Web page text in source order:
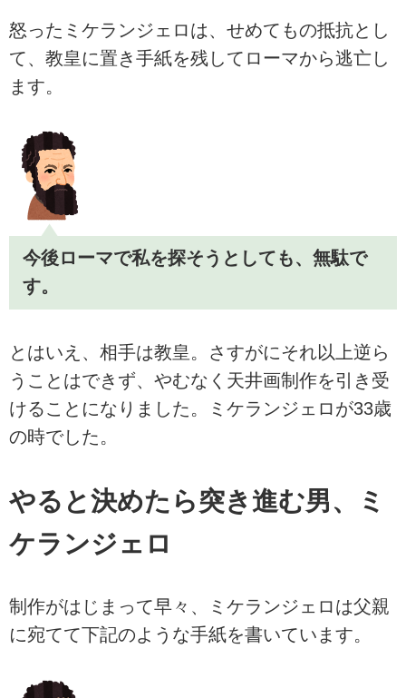
巨匠、ミケランジ
ェロをご紹介。レ
オナルド・ダヴィ
怒ったミケランジェロは、せめてもの抵抗とし
て、教皇に置き手紙を残してローマから逃亡し
ます。
今後ローマで私を探そうとしても、無駄で
す。
とはいえ、相手は教皇。さすがにそれ以上逆ら
うことはできず、やむなく天井画制作を引き受
けることになりました。ミケランジェロが33歳
の時でした。
やると決めたら突き進む男、ミ
ケランジェロ
制作がはじまって早々、ミケランジェロは父親
に宛てて下記のような手紙を書いています。